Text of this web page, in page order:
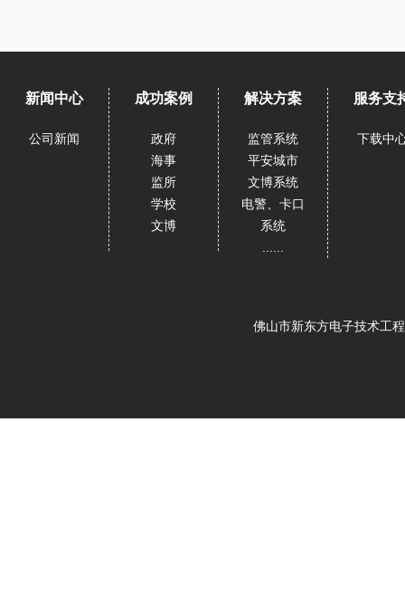
新闻中心
公司新闻
成功案例
政府
海事
监所
学校
文博
解决方案
监管系统
平安城市
文博系统
电警、卡口
系统
服务支
下载中
佛山市新东方电子技术工